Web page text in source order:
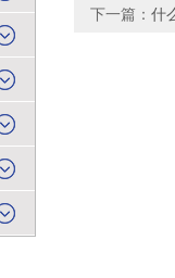
下一篇： 什